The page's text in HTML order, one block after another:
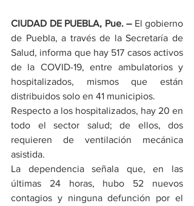
CIUDAD DE PUEBLA, Pue. – El gobierno
de Puebla, a través de la Secretaría de
Salud, informa que hay 517 casos activos
de la COVID-19, entre ambulatorios y
hospitalizados, mismos que están
distribuidos solo en 41 municipios.
Respecto a los hospitalizados, hay 20 en
todo el sector salud; de ellos, dos
requieren de ventilación mecánica
asistida.
La dependencia señala que, en las
últimas 24 horas, hubo 52 nuevos
contagios y ninguna defunción por el